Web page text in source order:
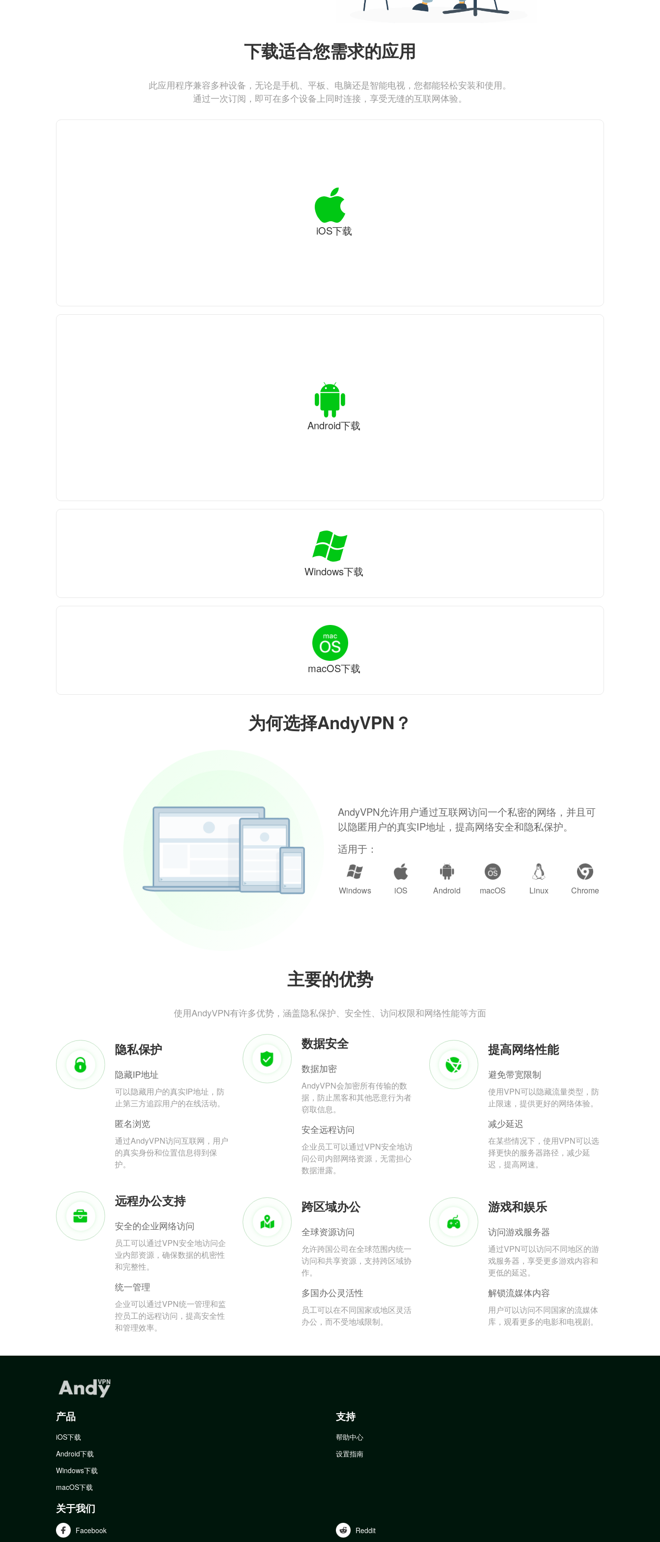
为何选择AndyVPN？
AndyVPN允许用户通过互联网访问一个私密的网络，并且可
以隐匿用户的真实IP地址，提高网络安全和隐私保护。
适用于：
Windows iOS Android macOS Linux Chrome
主要的优势
使用AndyVPN有许多优势，涵盖隐私保护、安全性、访问权限和网络性能等方面
隐私保护
隐藏IP地址
可以隐藏用户的真实IP地址，防
止第三方追踪用户的在线活动。
匿名浏览
通过AndyVPN访问互联网，用户
的真实身份和位置信息得到保
护。
数据安全
数据加密
AndyVPN会加密所有传输的数
据，防止黑客和其他恶意行为者
窃取信息。
安全远程访问
企业员工可以通过VPN安全地访
问公司内部网络资源，无需担心
数据泄露。
提高网络性能
避免带宽限制
使用VPN可以隐藏流量类型，防
止限速，提供更好的网络体验。
减少延迟
在某些情况下，使用VPN可以选
择更快的服务器路径，减少延
迟，提高网速。
远程办公支持
安全的企业网络访问
员工可以通过VPN安全地访问企
业内部资源，确保数据的机密性
和完整性。
统一管理
企业可以通过VPN统一管理和监
控员工的远程访问，提高安全性
和管理效率。
跨区域办公
全球资源访问
允许跨国公司在全球范围内统一
访问和共享资源，支持跨区域协
作。
多国办公灵活性
员工可以在不同国家或地区灵活
办公，而不受地域限制。
游戏和娱乐
访问游戏服务器
通过VPN可以访问不同地区的游
戏服务器，享受更多游戏内容和
更低的延迟。
解锁流媒体内容
用户可以访问不同国家的流媒体
库，观看更多的电影和电视剧。
下载适合您需求的应用
此应用程序兼容多种设备，无论是手机、平板、电脑还是智能电视，您都能轻松安装和使用。
通过一次订阅，即可在多个设备上同时连接，享受无缝的互联网体验。
iOS下载
Android下载
Windows下载
macOS下载
产品
iOS下载
Android下载
Windows下载
macOS下载
支持
帮助中心
设置指南
关于我们
Facebook Reddit